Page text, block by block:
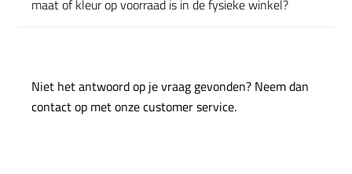
maat of kleur op voorraad is in de fysieke winkel?
Klik om uit te klappen
Niet het antwoord op je vraag gevonden? Neem dan
contact op met onze customer service.